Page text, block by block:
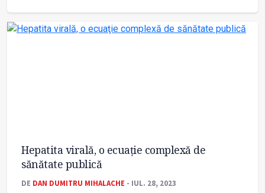
Hepatita virală, o ecuaţie complexă de
sănătate publică
DE DAN DUMITRU MIHALACHE - IUL. 28, 2023